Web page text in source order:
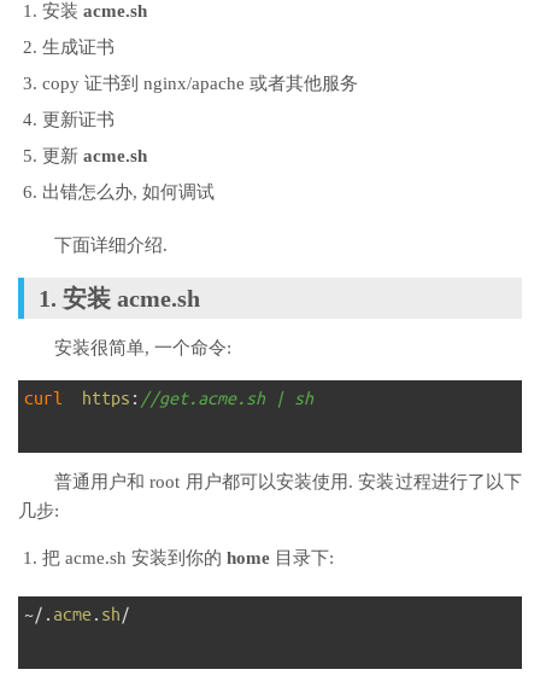
安装 acme.sh
生成证书
copy 证书到 nginx/apache 或者其他服务
更新证书
更新 acme.sh
出错怎么办, 如何调试
下面详细介绍.
1. 安装 acme.sh
安装很简单, 一个命令:
curl https : //get.acme.sh | sh
普通用户和 root 用户都可以安装使用. 安装过程进行了以下
几步:
把 acme.sh 安装到你的 home 目录下:
~/ . acme. sh/